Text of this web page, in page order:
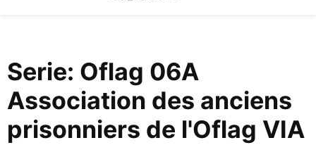
Serie: Oflag 06A
Association des anciens
prisonniers de l'Oflag VIA